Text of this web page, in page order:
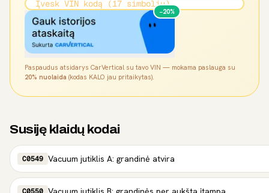
−20%
Paspaudus atsidarys CarVertical su tavo VIN — mokama paslauga su
20% nuolaida (kodas KALO jau pritaikytas).
Susiję klaidų kodai
C0549 Vacuum jutiklis A: grandinė atvira